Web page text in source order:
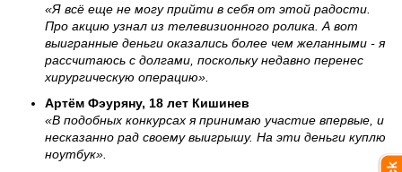
«Я всё еще не могу прийти в себя от этой радости.
Про акцию узнал из телевизионного ролика. А вот
выигранные деньги оказались более чем желанными - я
рассчитаюсь с долгами, поскольку недавно перенес
хирургическую операцию».
Артём Фэуряну, 18 лет Кишинев
«В подобных конкурсах я принимаю участие впервые, и
несказанно рад своему выигрышу. На эти деньги куплю
ноутбук».